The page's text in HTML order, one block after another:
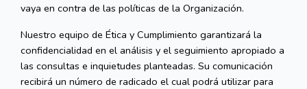
vaya en contra de las políticas de la Organización.
Nuestro equipo de Ética y Cumplimiento garantizará la
confidencialidad en el análisis y el seguimiento apropiado a
las consultas e inquietudes planteadas. Su comunicación
recibirá un número de radicado el cual podrá utilizar para